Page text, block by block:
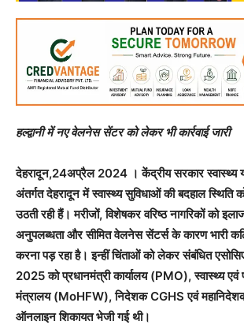
हल्द्वानी में नए वेलनेस सेंटर को लेकर भी कार्रवाई जारी
देहरादून,24अप्रैल 2024 । केंद्रीय सरकार स्वास्थ्य
अंतर्गत देहरादून में स्वास्थ्य सुविधाओं की बदहाल स्थिति
उठती रही हैं। मरीजों, विशेषकर वरिष्ठ नागरिकों को
अनुपलब्धता और सीमित वेलनेस सेंटर्स के कारण भारी
करना पड़ रहा है। इन्हीं चिंताओं को लेकर संबंधित
2025 को प्रधानमंत्री कार्यालय (PMO), स्वास्थ्य एवं
मंत्रालय (MoHFW), निदेशक CGHS एवं
ऑनलाइन शिकायत भेजी गई थी।